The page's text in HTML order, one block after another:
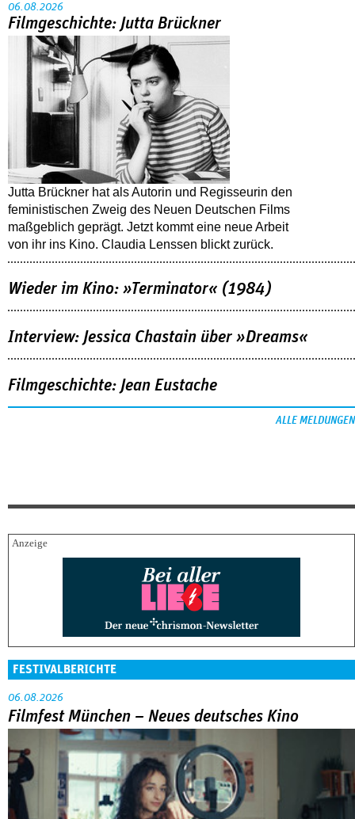
06.08.2026
Filmgeschichte: Jutta Brückner
Jutta Brückner hat als Autorin und Regisseurin den
feministischen Zweig des Neuen Deutschen Films
maßgeblich geprägt. Jetzt kommt eine neue Arbeit
von ihr ins Kino. Claudia Lenssen blickt zurück.
Wieder im Kino: »Terminator« (1984)
Interview: Jessica Chastain über »Dreams«
Filmgeschichte: Jean Eustache
ALLE MELDUNGEN
FESTIVALBERICHTE
06.08.2026
Filmfest München – Neues deutsches Kino